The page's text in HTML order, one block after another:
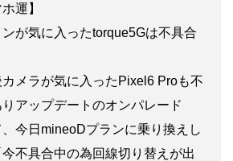
運】
が気に入ったtorque5Gは不具合
カメラが気に入ったPixel6 Proも不
アップデートのオンパレード
、今日mineoDプランに乗り換えし
不具合中の為回線切り替えが出